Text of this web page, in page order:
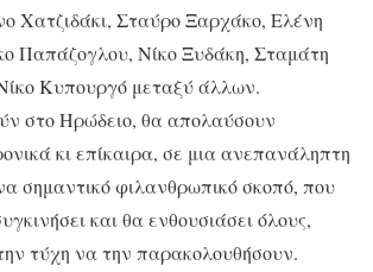
Χατζιδάκι, Σταύρο Ξαρχάκο, Ελένη
Παπάζογλου, Νίκο Ξυδάκη, Σταμάτη
Κυπουργό μεταξύ άλλων.
στο Ηρώδειο, θα απολαύσουν
κι επίκαιρα, σε μια ανεπανάληπτη
σημαντικό φιλανθρωπικό σκοπό, που
και θα ενθουσιάσει όλους,
τύχη να την παρακολουθήσουν.